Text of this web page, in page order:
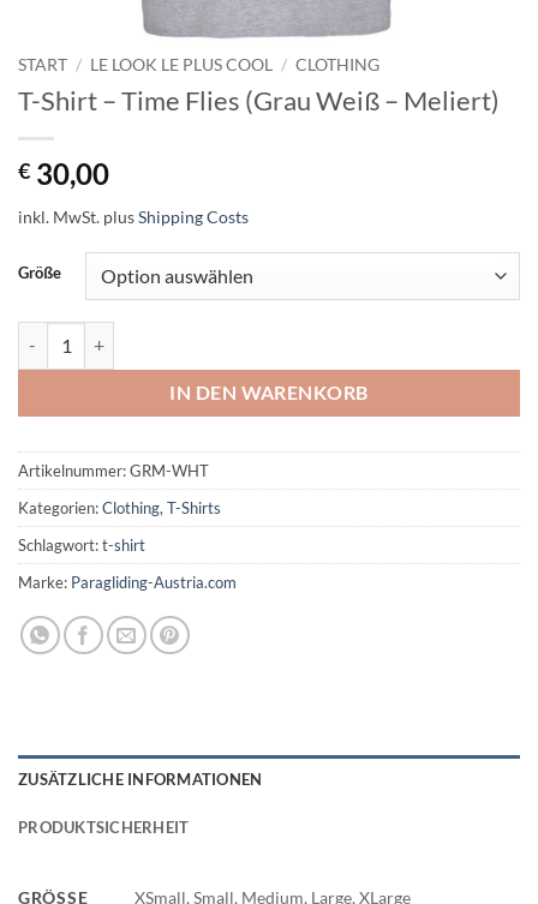
START / LE LOOK LE PLUS COOL / CLOTHING
T-Shirt – Time Flies (Grau Weiß – Meliert)
€ 30,00
inkl. MwSt. plusShipping Costs
Größe
IN DEN WARENKORB
Artikelnummer:GRM-WHT
Kategorien:Clothing, T-Shirts
Schlagwort:t-shirt
Marke: Paragliding-Austria.com
ZUSÄTZLICHE INFORMATIONEN
PRODUKTSICHERHEIT
GRÖSSE XSmall, Small, Medium, Large, XLarge